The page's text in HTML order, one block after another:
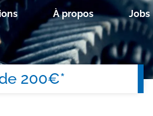
À propos Jobs
200€*